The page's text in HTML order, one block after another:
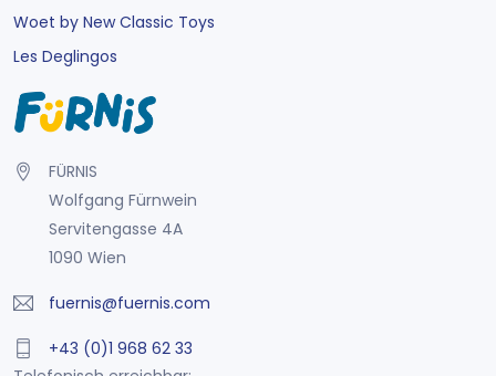
Woet by New Classic Toys
Les Deglingos
FÜRNIS
Wolfgang Fürnwein
Servitengasse 4A
1090 Wien
fuernis@fuernis.com
+43 (0)1 968 62 33